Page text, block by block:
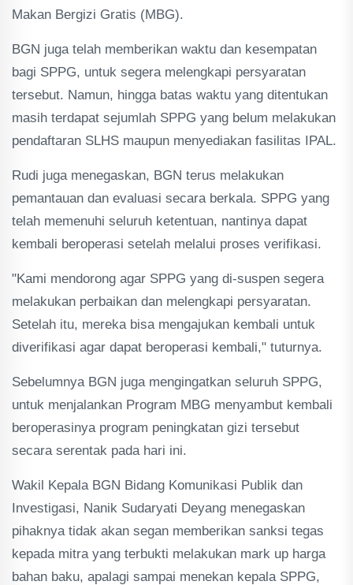
Makan Bergizi Gratis (MBG).
BGN juga telah memberikan waktu dan kesempatan
bagi SPPG, untuk segera melengkapi persyaratan
tersebut. Namun, hingga batas waktu yang ditentukan
masih terdapat sejumlah SPPG yang belum melakukan
pendaftaran SLHS maupun menyediakan fasilitas IPAL.
Rudi juga menegaskan, BGN terus melakukan
pemantauan dan evaluasi secara berkala. SPPG yang
telah memenuhi seluruh ketentuan, nantinya dapat
kembali beroperasi setelah melalui proses verifikasi.
"Kami mendorong agar SPPG yang di-suspen segera
melakukan perbaikan dan melengkapi persyaratan.
Setelah itu, mereka bisa mengajukan kembali untuk
diverifikasi agar dapat beroperasi kembali," tuturnya.
Sebelumnya BGN juga mengingatkan seluruh SPPG,
untuk menjalankan Program MBG menyambut kembali
beroperasinya program peningkatan gizi tersebut
secara serentak pada hari ini.
Wakil Kepala BGN Bidang Komunikasi Publik dan
Investigasi, Nanik Sudaryati Deyang menegaskan
pihaknya tidak akan segan memberikan sanksi tegas
kepada mitra yang terbukti melakukan mark up harga
bahan baku, apalagi sampai menekan kepala SPPG,